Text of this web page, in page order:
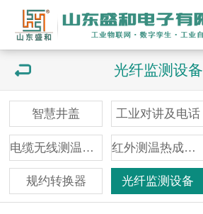
光纤监测设备
智慧井盖 工业对讲及电话
电缆无线测温装置 红外测温热成像仪
规约转换器 光纤监测设备